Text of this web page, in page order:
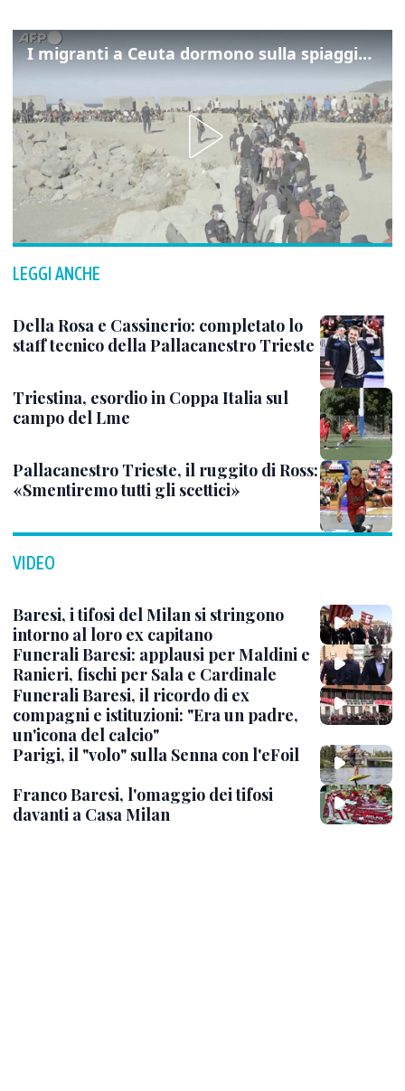
I migranti a Ceuta dormono sulla spiaggia: "Vogliamo entrare in Europa"
LEGGI ANCHE
Della Rosa e Cassinerio: completato lo
staff tecnico della Pallacanestro Trieste
Triestina, esordio in Coppa Italia sul
campo del Lme
Pallacanestro Trieste, il ruggito di Ross:
«Smentiremo tutti gli scettici»
VIDEO
Baresi, i tifosi del Milan si stringono
intorno al loro ex capitano
Funerali Baresi: applausi per Maldini e
Ranieri, fischi per Sala e Cardinale
Funerali Baresi, il ricordo di ex
compagni e istituzioni: "Era un padre,
un'icona del calcio"
Parigi, il "volo" sulla Senna con l'eFoil
Franco Baresi, l'omaggio dei tifosi
davanti a Casa Milan